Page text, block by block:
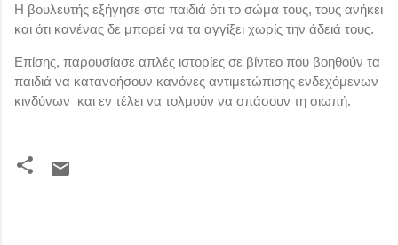
Η βουλευτής εξήγησε στα παιδιά ότι το σώμα τους, τους ανήκει
και ότι κανένας δε μπορεί να τα αγγίξει χωρίς την άδειά τους.
Επίσης, παρουσίασε απλές ιστορίες σε βίντεο που βοηθούν τα
παιδιά να κατανοήσουν κανόνες αντιμετώπισης ενδεχόμενων
κινδύνων και εν τέλει να τολμούν να σπάσουν τη σιωπή.